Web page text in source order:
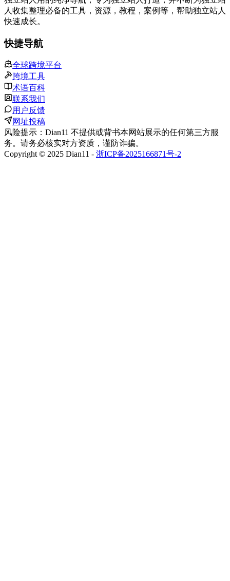
人收集整理必备的工具，资源，教程，案例等，帮助独立站人
快速成长。
快捷导航
全球跨境平台
跨境工具
术语百科
联系我们
用户反馈
网址投稿
风险提示：Dian11 不提供或背书本网站展示的任何第三方服
务。请务必核实对方资质，谨防诈骗。
Copyright © 2025 Dian11 - 浙ICP备2025166871号-2